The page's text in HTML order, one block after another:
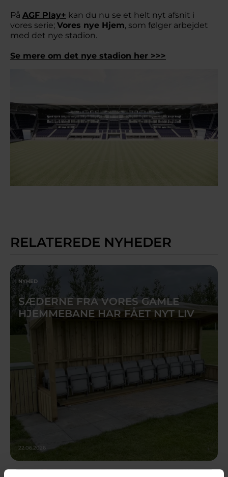
På AGF Play+ kan du nu se et helt nyt afsnit i
vores serie; Vores nye Hjem, som følger arbejdet
med det nye stadion.
Se mere om det nye stadion her >>>
RELATEREDE NYHEDER
NYHED
SÆDERNE FRA VORES GAMLE
HJEMMEBANE HAR FÅET NYT LIV
22.06.2026